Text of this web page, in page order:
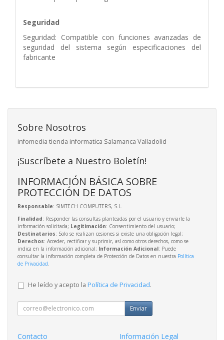
Seguridad
Seguridad: Compatible con funciones avanzadas de
seguridad del sistema según especificaciones del
fabricante
Sobre Nosotros
infomedia tienda informatica Salamanca Valladolid
¡Suscríbete a Nuestro Boletín!
INFORMACIÓN BÁSICA SOBRE
PROTECCIÓN DE DATOS
Responsable: SIMTECH COMPUTERS, S.L.
Finalidad: Responder las consultas planteadas por el usuario y enviarle la
información solicitada; Legitimación: Consentimiento del usuario;
Destinatarios: Solo se realizan cesiones si existe una obligación legal;
Derechos: Acceder, rectificar y suprimir, así como otros derechos, como se
indica en la información adicional; Información Adicional: Puede
consultar la información completa de Protección de Datos en nuestra Política
de Privacidad
He leído y acepto la Política de Privacidad.
Enviar
Contacto Información Legal